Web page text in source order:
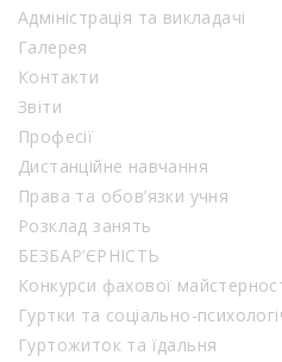
Адміністрація та викладачі
Галерея
Контакти
Звіти
Професії
Дистанційне навчання
Права та обов’язки учня
Розклад занять
БЕЗБАР’ЄРНІСТЬ
Конкурси фахової
Гуртки та соціально-
Гуртожиток та їдальня